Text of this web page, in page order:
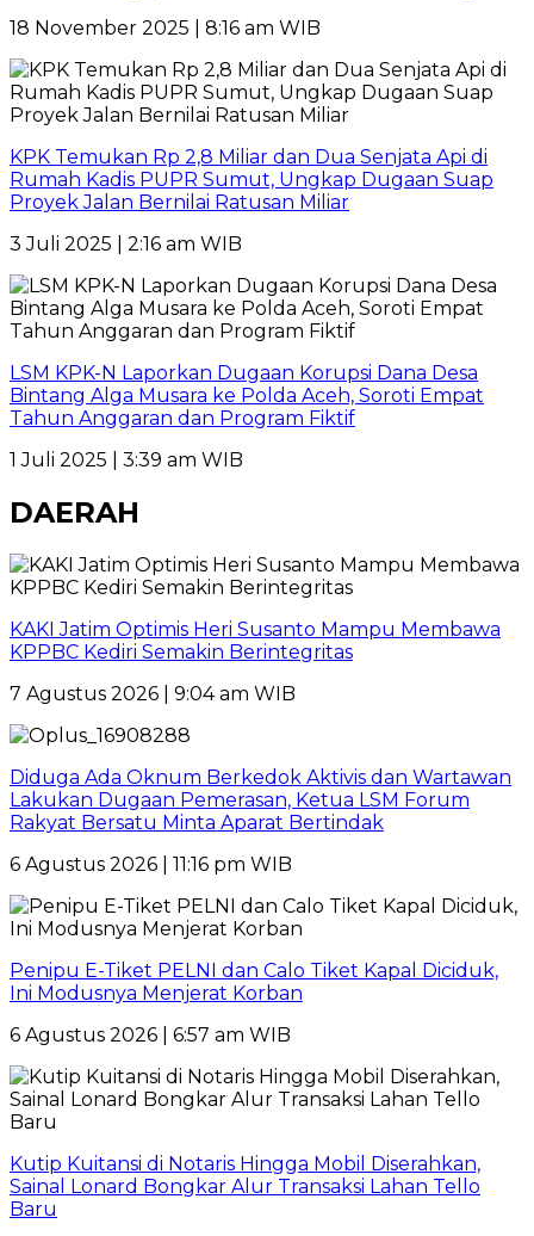
18 November 2025 | 8:16 am WIB
KPK Temukan Rp 2,8 Miliar dan Dua Senjata Api di
Rumah Kadis PUPR Sumut, Ungkap Dugaan Suap
Proyek Jalan Bernilai Ratusan Miliar
3 Juli 2025 | 2:16 am WIB
LSM KPK-N Laporkan Dugaan Korupsi Dana Desa
Bintang Alga Musara ke Polda Aceh, Soroti Empat
Tahun Anggaran dan Program Fiktif
1 Juli 2025 | 3:39 am WIB
DAERAH
KAKI Jatim Optimis Heri Susanto Mampu Membawa
KPPBC Kediri Semakin Berintegritas
7 Agustus 2026 | 9:04 am WIB
Diduga Ada Oknum Berkedok Aktivis dan Wartawan
Lakukan Dugaan Pemerasan, Ketua LSM Forum
Rakyat Bersatu Minta Aparat Bertindak
6 Agustus 2026 | 11:16 pm WIB
Penipu E-Tiket PELNI dan Calo Tiket Kapal Diciduk,
Ini Modusnya Menjerat Korban
6 Agustus 2026 | 6:57 am WIB
Kutip Kuitansi di Notaris Hingga Mobil Diserahkan,
Sainal Lonard Bongkar Alur Transaksi Lahan Tello
Baru